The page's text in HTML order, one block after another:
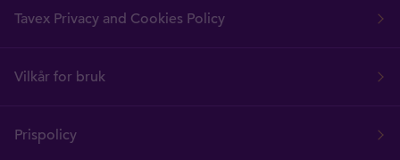
Tavex Privacy and Cookies Policy
Vilkår for bruk
Prispolicy